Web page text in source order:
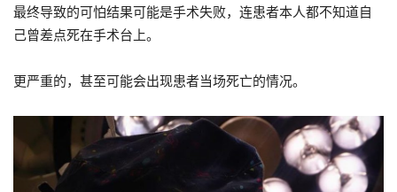
最终导致的可怕结果可能是手术失败，连患者本人都不知道自
己曾差点死在手术台上。
更严重的，甚至可能会出现患者当场死亡的情况。